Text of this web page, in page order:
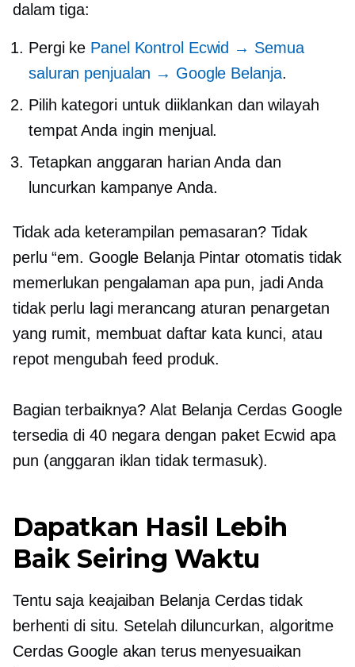
dalam tiga:
Pergi ke Panel Kontrol Ecwid → Semua
saluran penjualan → Google Belanja.
Pilih kategori untuk diiklankan dan wilayah
tempat Anda ingin menjual.
Tetapkan anggaran harian Anda dan
luncurkan kampanye Anda.
Tidak ada keterampilan pemasaran? Tidak
perlu “em. Google Belanja Pintar otomatis tidak
memerlukan pengalaman apa pun, jadi Anda
tidak perlu lagi merancang aturan penargetan
yang rumit, membuat daftar kata kunci, atau
repot mengubah feed produk.
Bagian terbaiknya? Alat Belanja Cerdas Google
tersedia di 40 negara dengan paket Ecwid apa
pun (anggaran iklan tidak termasuk).
Dapatkan Hasil Lebih
Baik Seiring Waktu
Tentu saja keajaiban Belanja Cerdas tidak
berhenti di situ. Setelah diluncurkan, algoritme
Cerdas Google akan terus menyesuaikan